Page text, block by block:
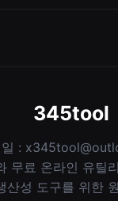
345tool
:
무료 온라인 유틸
산성 도구를 위한